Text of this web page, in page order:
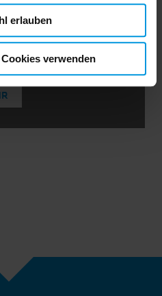
erlauben
verwenden